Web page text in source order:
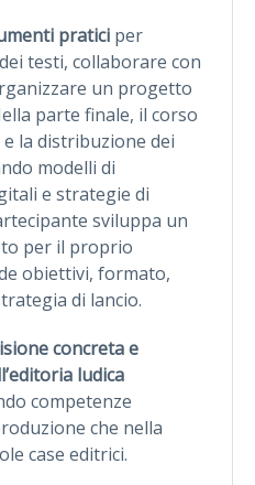
pratici per
testi, collaborare con
un progetto
parte finale, il corso
la distribuzione dei
modelli di
e strategie di
sviluppa un
per il proprio
obiettivi, formato,
di lancio.
concreta e
ludica
competenze
che nella
case editrici.